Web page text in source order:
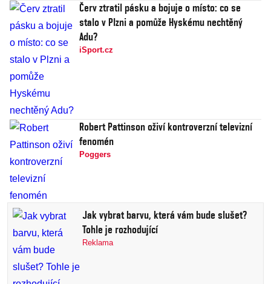
Červ ztratil pásku a bojuje o místo: co se
stalo v Plzni a pomůže Hyskému nechtěný
Adu?
iSport.cz
Robert Pattinson oživí kontroverzní televizní
fenomén
Poggers
Jak vybrat barvu, která vám bude slušet?
Tohle je rozhodující
Reklama